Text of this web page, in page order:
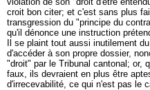
croit bon citer; et c'est sans plus
transgression du "principe du
qu'il dénonce une instruction
Il se plaint tout aussi inutilement
d'accéder à son propre dossier,
"droit" par le Tribunal cantonal; or,
faux, ils devraient en plus être
d'irrecevabilité, ce qui n'est pas le